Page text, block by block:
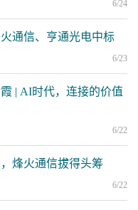
6/24
通信、亨通光电中标
6/23
| AI时代，连接的价值
6/22
烽火通信拔得头筹
6/22